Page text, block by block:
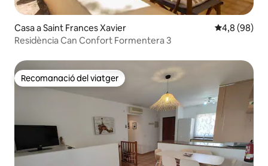
Casa a Saint Frances Xavier 4,8 de
4,8 (98)
Residència Can Confort Formentera 3
Recomanació del viatger
Recomanació del viatger